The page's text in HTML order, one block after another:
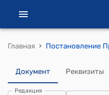
Главная ›
Документ Реквизиты
Редакция